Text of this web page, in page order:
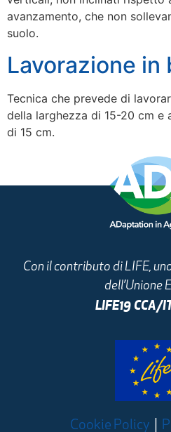
avanzamento, che non
suolo.
Lavorazione in
Tecnica che prevede di
della larghezza di 15-20 cm e
di 15 cm.
Con il contributo di LIFE,
dell’Unione
LIFE19 CCA/
Cookie Policy